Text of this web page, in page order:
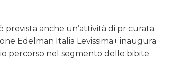
prevista anche un’attività di pr curata
Edelman Italia Levissima+ inaugura
percorso nel segmento delle bibite